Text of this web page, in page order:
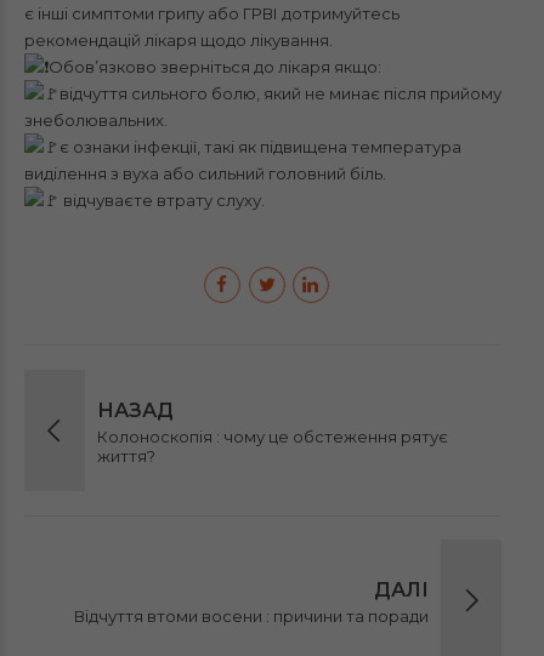
є інші симптоми грипу або ГРВІ дотримуйтесь
рекомендацій лікаря щодо лікування.
Обов’язково зверніться до лікаря якщо:
відчуття сильного болю, який не минає після прийому
знеболювальних.
є ознаки інфекції, такі як підвищена температура
виділення з вуха або сильний головний біль.
відчуваєте втрату слуху.
НАЗАД
Колоноскопія : чому це обстеження рятує
життя?
ДАЛІ
Відчуття втоми восени : причини та поради